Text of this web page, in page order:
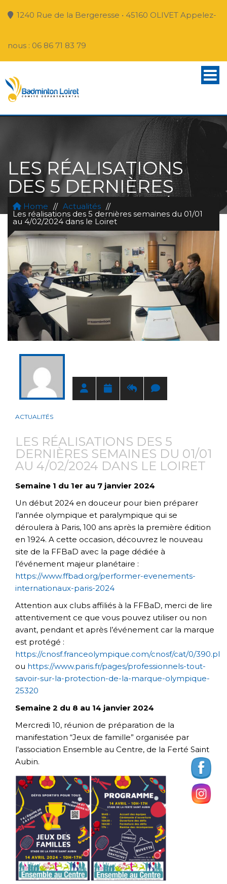
1240 Rue de la Bergeresse • 45160 OLIVET Appelez-
nous : 06 86 71 83 79
LES RÉALISATIONS
DES 5 DERNIÈRES
SEMAINES DU 01/01 AU
4/02/2024 DANS LE
LOIRET
Home // Actualités //
Les réalisations des 5 dernières semaines du 01/01
au 4/02/2024 dans le Loiret
ACTUALITÉS
LES RÉALISATIONS DES 5
DERNIÈRES SEMAINES DU 01/01
AU 4/02/2024 DANS LE LOIRET
Semaine 1 du 1er au 7 janvier 2024
Un début 2024 en douceur pour bien préparer
l’année olympique et paralympique qui se
déroulera à Paris, 100 ans après la première édition
en 1924. A cette occasion, découvrez le nouveau
site de la FFBaD avec la page dédiée à
l’événement majeur planétaire :
https://www.ffbad.org/performer-evenements-
internationaux-paris-2024
Attention aux clubs affiliés à la FFBaD, merci de lire
attentivement ce que vous pouvez utiliser ou non
avant, pendant et après l’événement car la marque
est protégé :
https://cnosf.franceolympique.com/cnosf/cat/0/
ou https://www.paris.fr/pages/professionnels-tout-
savoir-sur-la-protection-de-la-marque-olympique-
25320
Semaine 2 du 8 au 14 janvier 2024
Mercredi 10, réunion de préparation de la
manifestation “Jeux de famille” organisée par
l’association Ensemble au Centre, de la Ferté Saint
Aubin.